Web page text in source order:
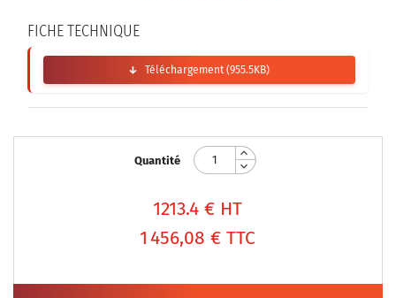
FICHE TECHNIQUE
Téléchargement (955.5KB)
Quantité
1213.4 € HT
1 456,08 € TTC